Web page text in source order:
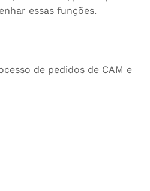
essas funções.
de pedidos de CAM e